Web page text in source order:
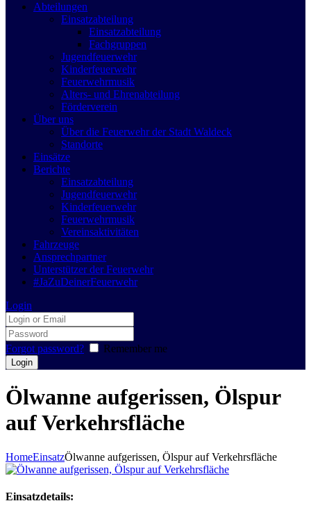
Abteilungen
Einsatzabteilung
Einsatzabteilung
Fachgruppen
Jugendfeuerwehr
Kinderfeuerwehr
Feuerwehrmusik
Alters- und Ehrenabteilung
Förderverein
Über uns
Über die Feuerwehr der Stadt Waldeck
Standorte
Einsätze
Berichte
Einsatzabteilung
Jugendfeuerwehr
Kinderfeuerwehr
Feuerwehrmusik
Vereinsaktivitäten
Fahrzeuge
Ansprechpartner
Unterstützer der Feuerwehr
#JaZuDeinerFeuerwehr
Login
Forgot password? Remember me
Ölwanne aufgerissen, Ölspur
auf Verkehrsfläche
HomeEinsatzÖlwanne aufgerissen, Ölspur auf Verkehrsfläche
Einsatzdetails: